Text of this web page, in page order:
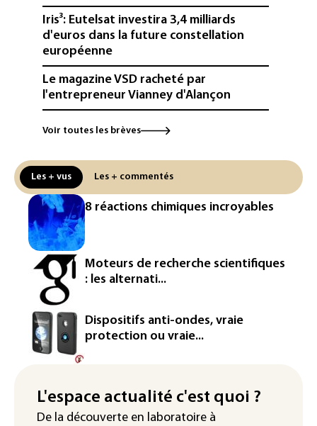
Iris³: Eutelsat investira 3,4 milliards
d'euros dans la future constellation
européenne
Le magazine VSD racheté par
l'entrepreneur Vianney d'Alançon
La production française de maïs
attendue au plus bas depuis 1980
La métropole de Rouen porte plainte
contre BASF pour pollution aux PFAS
"Retour en force" progressif de la
chaleur dans les prochains jours en
France
L'Arabie saoudite, le Pakistan et la
Turquie ont signé un accord de défense
Le Sri Lanka bloque près de 100
nouveaux sites de paris en ligne non
autorisés
trimestre 2026, avec la hausse des prix
du pétrole
Voir toutes les brèves
Les + vus Les + commentés
8 réactions chimiques incroyables
Moteurs de recherche scientifiques
: les alternati...
Dispositifs anti-ondes, vraie
protection ou vraie...
L'espace actualité c'est quoi ?
De la découverte en laboratoire à